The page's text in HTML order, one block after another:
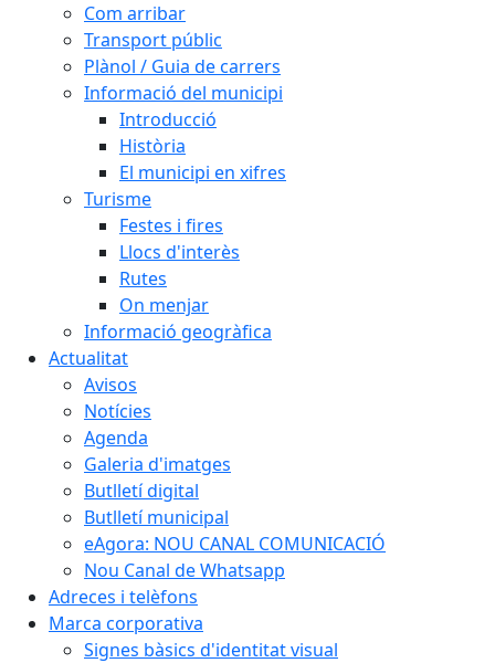
Com arribar
Transport públic
Plànol / Guia de carrers
Informació del municipi
Introducció
Història
El municipi en xifres
Turisme
Festes i fires
Llocs d'interès
Rutes
On menjar
Informació geogràfica
Actualitat
Avisos
Notícies
Agenda
Galeria d'imatges
Butlletí digital
Butlletí municipal
eAgora: NOU CANAL COMUNICACIÓ
Nou Canal de Whatsapp
Adreces i telèfons
Marca corporativa
Signes bàsics d'identitat visual